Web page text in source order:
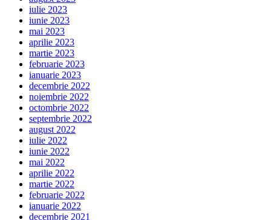
iulie 2023
iunie 2023
mai 2023
aprilie 2023
martie 2023
februarie 2023
ianuarie 2023
decembrie 2022
noiembrie 2022
octombrie 2022
septembrie 2022
august 2022
iulie 2022
iunie 2022
mai 2022
aprilie 2022
martie 2022
februarie 2022
ianuarie 2022
decembrie 2021